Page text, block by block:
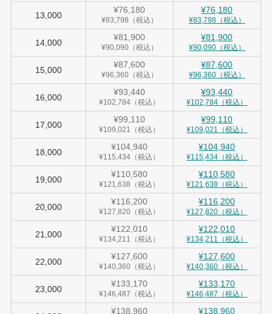
13,000
¥76,180
¥83,798（税込）
¥76,180
¥83,798（税込）
14,000
¥81,900
¥90,090（税込）
¥81,900
¥90,090（税込）
15,000
¥87,600
¥96,360（税込）
¥87,600
¥96,360（税込）
16,000
¥93,440
¥102,784（税込）
¥93,440
¥102,784（税込）
17,000
¥99,110
¥109,021（税込）
¥99,110
¥109,021（税込）
18,000
¥104,940
¥115,434（税込）
¥104,940
¥115,434（税込）
19,000
¥110,580
¥121,638（税込）
¥110,580
¥121,638（税込）
20,000
¥116,200
¥127,820（税込）
¥116,200
¥127,820（税込）
21,000
¥122,010
¥134,211（税込）
¥122,010
¥134,211（税込）
22,000
¥127,600
¥140,360（税込）
¥127,600
¥140,360（税込）
23,000
¥133,170
¥146,487（税込）
¥133,170
¥146,487（税込）
¥138,960 ¥138,960